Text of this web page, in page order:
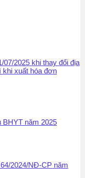
07/2025 khi thay đổi địa
khi xuất hóa đơn
BHYT năm 2025
2024/NĐ-CP năm